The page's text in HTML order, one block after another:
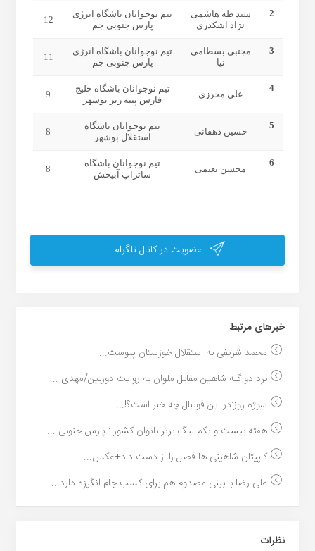
2
سید طه هاشمی
نژاد اشکذری
تیم نوجوانان باشگاه انرژی
پارس جنوبی جم
12
3
مجتبی بسطامی
نیا
تیم نوجوانان باشگاه انرژی
پارس جنوبی جم
11
4
علی محرزی
تیم نوجوانان باشگاه خلیج
فارس پنبه ریز بوشهر
9
5
حسین دهقانی
تیم نوجوانان باشگاه
استقلال بوشهر
8
6
محسن نعیمی
تیم نوجوانان باشگاه
ساتراپ آبپخش
8
عضویت در کانال تلگرام
خبر‌های مرتبط
محمد شریفی به استقلال خوزستان پیوست...
برد دو گله شاهین مقابل ملوان به روایت دوربین/مهدی ...
سوژه روز:در این فوتبال چه خبر است؟!...
هفته بیست و یکم لیگ برتر بانوان کشور : پارس جنوبی ...
کاپیتان شاهینی ها فصل را از دست داد+عکس...
علی رضا با بینی مصدوم هم برای کسب جام انگیزه دارد...
نظرات